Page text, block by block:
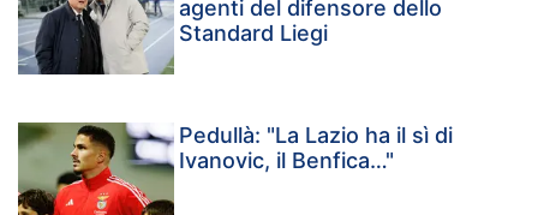
agenti del difensore dello
Standard Liegi
Pedullà: "La Lazio ha il sì di
Ivanovic, il Benfica…"